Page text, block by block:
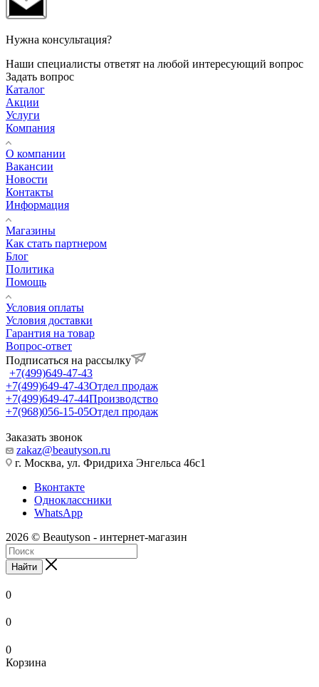
Нужна консультация?
Наши специалисты ответят на любой интересующий вопрос
Задать вопрос
Каталог
Акции
Услуги
Компания
О компании
Вакансии
Новости
Контакты
Информация
Магазины
Как стать партнером
Блог
Политика
Помощь
Условия оплаты
Условия доставки
Гарантия на товар
Вопрос-ответ
Подписаться на рассылку
+7(499)649-47-43
+7(499)649-47-43Отдел продаж
+7(499)649-47-44Производство
+7(968)056-15-05Отдел продаж
Заказать звонок
zakaz@beautyson.ru
г. Москва, ул. Фридриха Энгельса 46с1
Вконтакте
Одноклассники
WhatsApp
2026 © Beautyson - интернет-магазин
Найти
0
0
0
Корзина